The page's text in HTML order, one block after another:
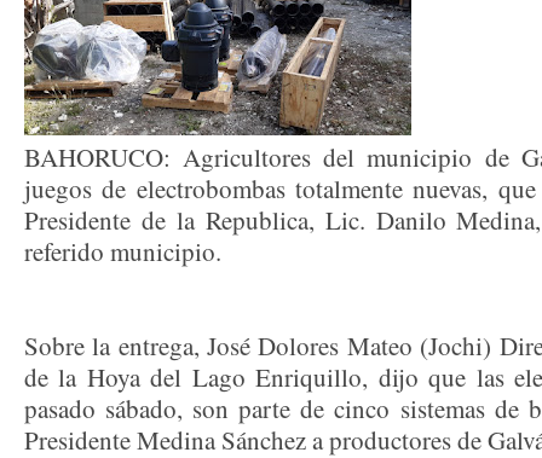
BAHORUCO: Agricultores del municipio de
juegos de electrobombas totalmente nuevas,
Presidente de la Republica, Lic. Danilo
referido municipio.
Sobre la entrega, José Dolores Mateo (Jochi)
de la Hoya del Lago Enriquillo, dijo que las
pasado sábado, son parte de cinco sistemas de
Presidente Medina Sánchez a productores de